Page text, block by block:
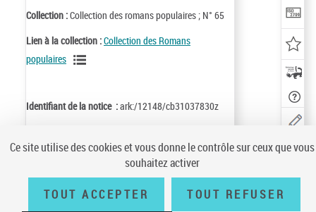
Collection :Collection des romans populaires ; N° 65
Lien à la collection :Collection des Romans
populaires
Identifiant de la notice :ark:/12148/cb31037830z
Ce site utilise des cookies et vous donne le contrôle sur ceux que vous
souhaitez activer
TOUT ACCEPTER TOUT REFUSER